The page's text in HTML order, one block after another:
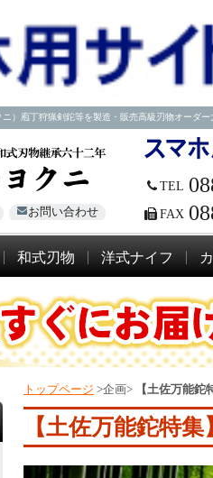
）庖丁狩猟剣鉈等を製造・販売高級刃物オーダ
お問い合わせ
TEL
FAX
和式刃物 洋式ナイフ
トップページ >企画> 【土佐万能鉈
【土佐万能鉈特集